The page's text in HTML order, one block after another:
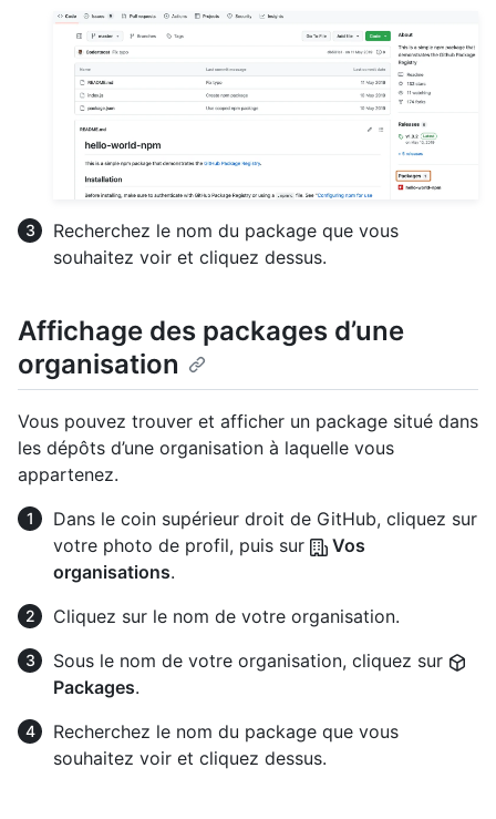
Recherchez le nom du package que vous
souhaitez voir et cliquez dessus.
Affichage des packages d’une
organisation
Vous pouvez trouver et afficher un package situé dans
les dépôts d’une organisation à laquelle vous
appartenez.
Dans le coin supérieur droit de GitHub, cliquez sur
votre photo de profil, puis sur
Vos
organisations.
Cliquez sur le nom de votre organisation.
Sous le nom de votre organisation, cliquez sur
Packages.
Recherchez le nom du package que vous
souhaitez voir et cliquez dessus.